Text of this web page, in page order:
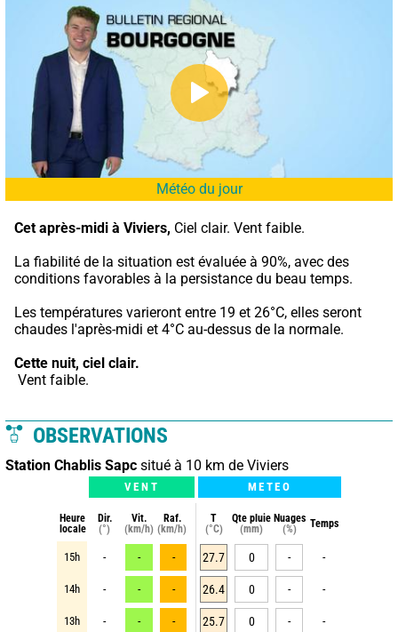
Météo du jour
Cet après-midi à Viviers, Ciel clair. Vent faible.
La fiabilité de la situation est évaluée à 90%, avec des
conditions favorables à la persistance du beau temps.
Les températures varieront entre 19 et 26°C, elles seront
chaudes l'après-midi et 4°C au-dessus de la normale.
Cette nuit, ciel clair.
Vent faible.
OBSERVATIONS
Station Chablis Sapc situé à 10 km de Viviers
VENT METEO
Heure
locale
Dir.
(°)
Vit.
(km/h)
Raf.
(km/h)
T
(°C)
Qte pluie
(mm)
Nuages
(%)
Temps
15h - - - 27.7 0 - -
14h - - - 26.4 0 - -
13h - - - 25.7 0 - -